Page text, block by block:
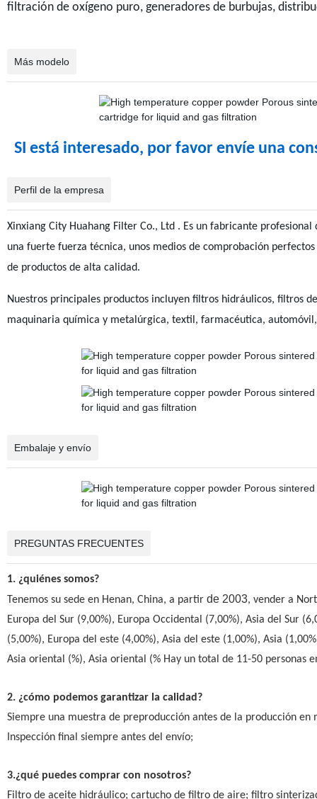
filtración de oxígeno puro, generadores de burbujas,
Más modelo
SI está interesado, por favor envíe una
Perfil de la empresa
Xinxiang City Huahang Filter Co., Ltd . Es un fabricante
una fuerte fuerza técnica, unos medios de comprobación
de productos de alta calidad.
Nuestros principales productos incluyen filtros hidráulicos, filtros
maquinaria química y metalúrgica, textil, farmacéutica,
Embalaje y envío
PREGUNTAS FRECUENTES
1. ¿quiénes somos?
Tenemos su sede en Henan, China, a partirde 2003, vender a
Europa del Sur (9,00%), Europa Occidental (7,00%), Asia del Sur
(5,00%), Europa del este (4,00%), Asia del este (1,00%), Asia
Asia oriental (%), Asia oriental (% Hay un total de 11-50 personas
2. ¿cómo podemos garantizar la calidad?
Siempre una muestra de preproducción antes de la producción en
Inspección final siempre antes del envío;
3.¿qué puedes comprar con nosotros?
Filtro de aceite hidráulico; cartucho de filtro de aire; filtro